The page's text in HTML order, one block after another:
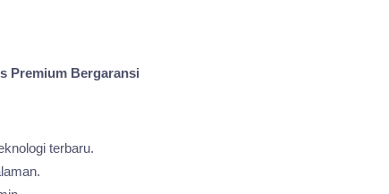
Premium Bergaransi
terbaru.